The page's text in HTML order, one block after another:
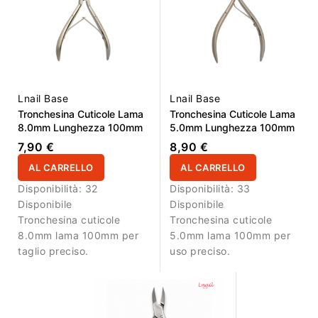
Lnail Base
Tronchesina Cuticole Lama
8.0mm Lunghezza 100mm
7,90 €
AL CARRELLO
Disponibilità: 32
Disponibile
Tronchesina cuticole
8.0mm lama 100mm per
taglio preciso.
Lnail Base
Tronchesina Cuticole Lama
5.0mm Lunghezza 100mm
8,90 €
AL CARRELLO
Disponibilità: 33
Disponibile
Tronchesina cuticole
5.0mm lama 100mm per
uso preciso.